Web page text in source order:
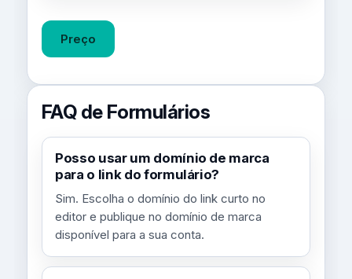
Preço
FAQ de Formulários
Posso usar um domínio de marca
para o link do formulário?
Sim. Escolha o domínio do link curto no
editor e publique no domínio de marca
disponível para a sua conta.